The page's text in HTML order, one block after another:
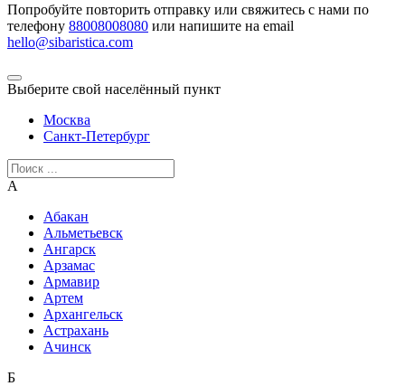
Попробуйте повторить отправку или свяжитесь с нами по
телефону 88008008080 или напишите на email
hello@sibaristica.com
Выберите свой населённый пункт
Москва
Санкт-Петербург
А
Абакан
Альметьевск
Ангарск
Арзамас
Армавир
Артем
Архангельск
Астрахань
Ачинск
Б